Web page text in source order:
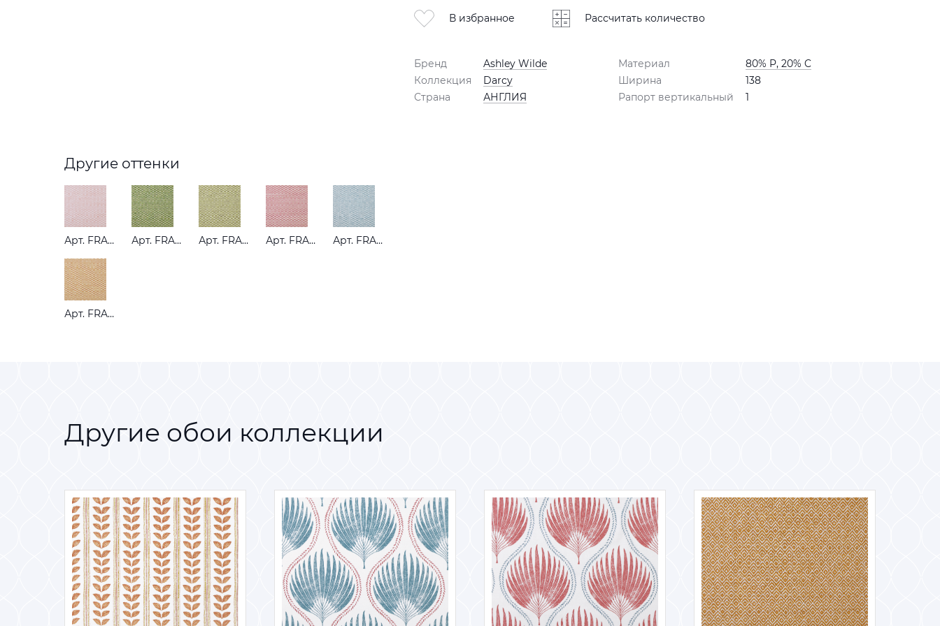
В избранное Рассчитать количество
Бренд
Ashley Wilde
Коллекция
Darcy
Страна
АНГЛИЯ
Материал
80% P, 20% C
Ширина
138
Рапорт вертикальный
1
Другие оттенки
Арт. FRANKIE BLUSH Арт. FRANKIE OLIVE Арт. FRANKIE PEAR Арт. FRANKIE RASPBERRY Арт. FRANKIE SKY
Арт. FRANKIE TANGERINE
Другие обои коллекции